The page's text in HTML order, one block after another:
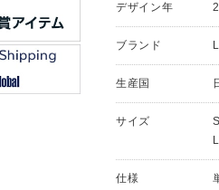
デザイン年
ブランド
生産国
サイズ
仕様